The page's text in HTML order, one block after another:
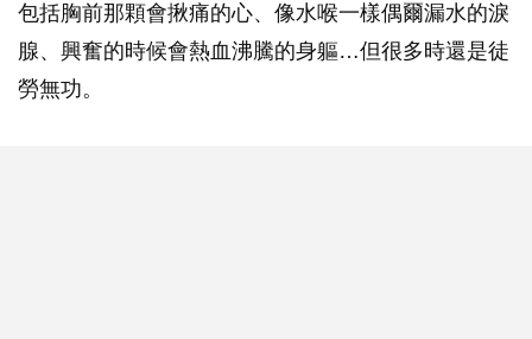
包括胸前那顆會揪痛的心、像水喉一樣偶爾漏水的淚
腺、興奮的時候會熱血沸騰的身軀…但很多時還是徒
勞無功。